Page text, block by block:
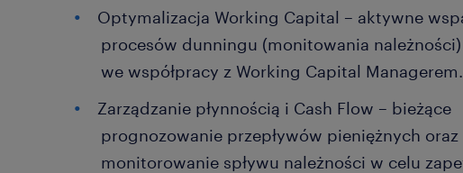
Optymalizacja Working Capital – aktywne
procesów dunningu (monitowania
we współpracy z Working Capital Managerem.
Zarządzanie płynnością i Cash Flow – bieżące
prognozowanie przepływów pieniężnych oraz
monitorowanie spływu należności w celu